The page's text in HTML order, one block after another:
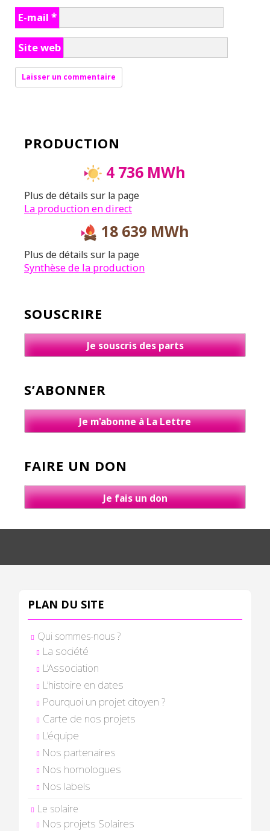
E-mail *
Site web
PRODUCTION
4 736 MWh
Plus de détails sur la page
La production en direct
18 639 MWh
Plus de détails sur la page
Synthèse de la production
SOUSCRIRE
Je souscris des parts
S’ABONNER
Je m'abonne à La Lettre
FAIRE UN DON
Je fais un don
PLAN DU SITE
Qui sommes-nous ?
La société
L’Association
L’histoire en dates
Pourquoi un projet citoyen ?
Carte de nos projets
L’équipe
Nos partenaires
Nos homologues
Nos labels
Le solaire
Nos projets Solaires